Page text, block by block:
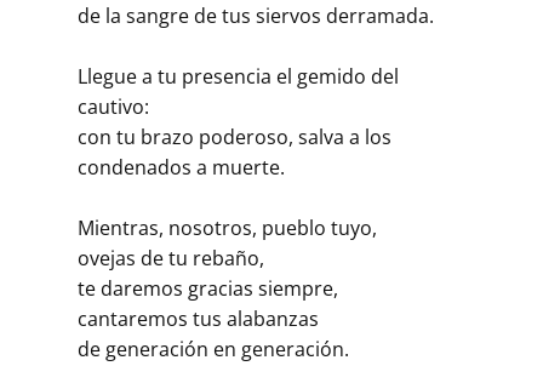
de la sangre de tus siervos derramada.
Llegue a tu presencia el gemido del
cautivo:
con tu brazo poderoso, salva a los
condenados a muerte.
Mientras, nosotros, pueblo tuyo,
ovejas de tu rebaño,
te daremos gracias siempre,
cantaremos tus alabanzas
de generación en generación.